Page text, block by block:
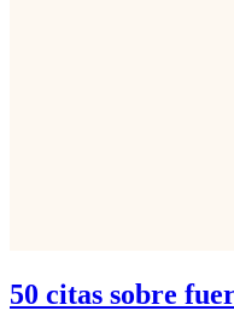
50 citas sobre